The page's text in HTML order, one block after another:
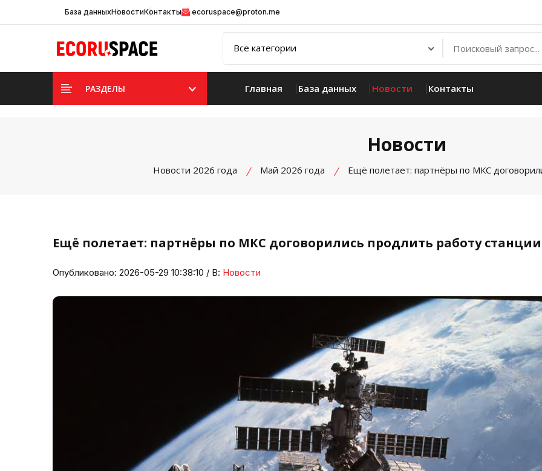
База данныхНовостиКонтакты ecoruspace@proton.me
РАЗДЕЛЫ Главная База данных Новости Контакты
Новости
Новости 2026 года Май 2026 года Ещё полетает: партнёры по МКС
Ещё полетает: партнёры по МКС договорились продлить работу станции
Опубликовано: 2026-05-29 10:38:10 / В: Новости